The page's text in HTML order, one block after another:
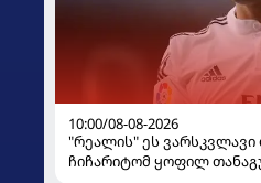
10:00/08-08-2026
"რეალის" ეს
ჩიჩარიტომ ყოფილ